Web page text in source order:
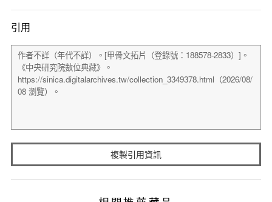
引用
複製引用資訊